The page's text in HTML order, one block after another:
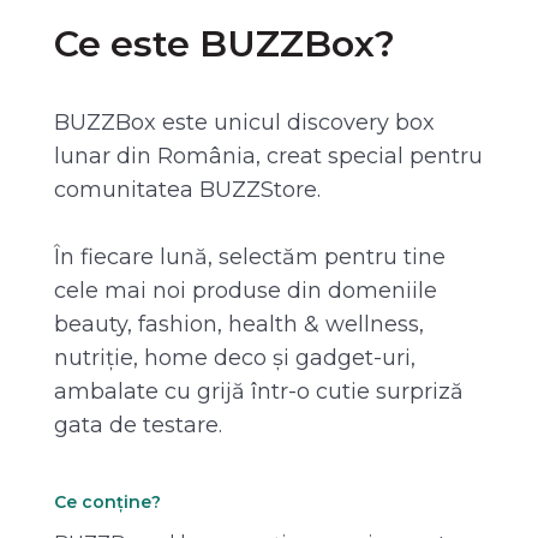
Ce este BUZZBox?
BUZZBox este unicul discovery box
lunar din România, creat special pentru
comunitatea BUZZStore.
În fiecare lună, selectăm pentru tine
cele mai noi produse din domeniile
beauty, fashion, health & wellness,
nutriție, home deco și gadget-uri,
ambalate cu grijă într-o cutie surpriză
gata de testare.
Ce conține?